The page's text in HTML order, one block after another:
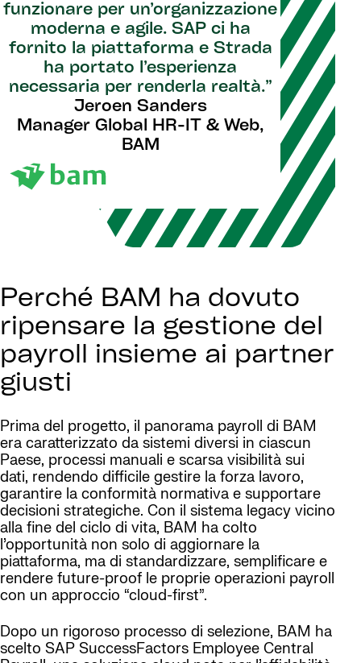
funzionare per un’organizzazione
moderna e agile. SAP ci ha
fornito la piattaforma e Strada
ha portato l’esperienza
necessaria per renderla realtà.”
Jeroen Sanders
Manager Global HR-IT & Web,
BAM
Perché BAM ha dovuto
ripensare la gestione del
payroll insieme ai partner
giusti
Prima del progetto, il panorama payroll di BAM
era caratterizzato da sistemi diversi in ciascun
Paese, processi manuali e scarsa visibilità sui
dati, rendendo difficile gestire la forza lavoro,
garantire la conformità normativa e supportare
decisioni strategiche. Con il sistema legacy vicino
alla fine del ciclo di vita, BAM ha colto
l’opportunità non solo di aggiornare la
piattaforma, ma di standardizzare, semplificare e
rendere future-proof le proprie operazioni payroll
con un approccio “cloud-first”.
Dopo un rigoroso processo di selezione, BAM ha
scelto SAP SuccessFactors Employee Central